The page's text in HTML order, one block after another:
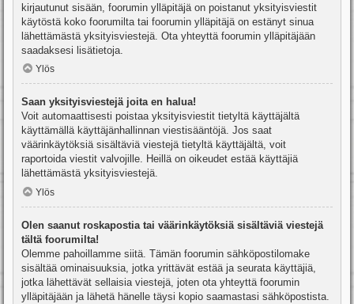
kirjautunut sisään, foorumin ylläpitäjä on poistanut yksityisviestit
käytöstä koko foorumilta tai foorumin ylläpitäjä on estänyt sinua
lähettämästä yksityisviestejä. Ota yhteyttä foorumin ylläpitäjään
saadaksesi lisätietoja.
Ylös
Saan yksityisviestejä joita en halua!
Voit automaattisesti poistaa yksityisviestit tietyltä käyttäjältä
käyttämällä käyttäjänhallinnan viestisääntöjä. Jos saat
väärinkäytöksiä sisältäviä viestejä tietyltä käyttäjältä, voit
raportoida viestit valvojille. Heillä on oikeudet estää käyttäjiä
lähettämästä yksityisviestejä.
Ylös
Olen saanut roskapostia tai väärinkäytöksiä sisältäviä viestejä
tältä foorumilta!
Olemme pahoillamme siitä. Tämän foorumin sähköpostilomake
sisältää ominaisuuksia, jotka yrittävät estää ja seurata käyttäjiä,
jotka lähettävät sellaisia viestejä, joten ota yhteyttä foorumin
ylläpitäjään ja lähetä hänelle täysi kopio saamastasi sähköpostista.